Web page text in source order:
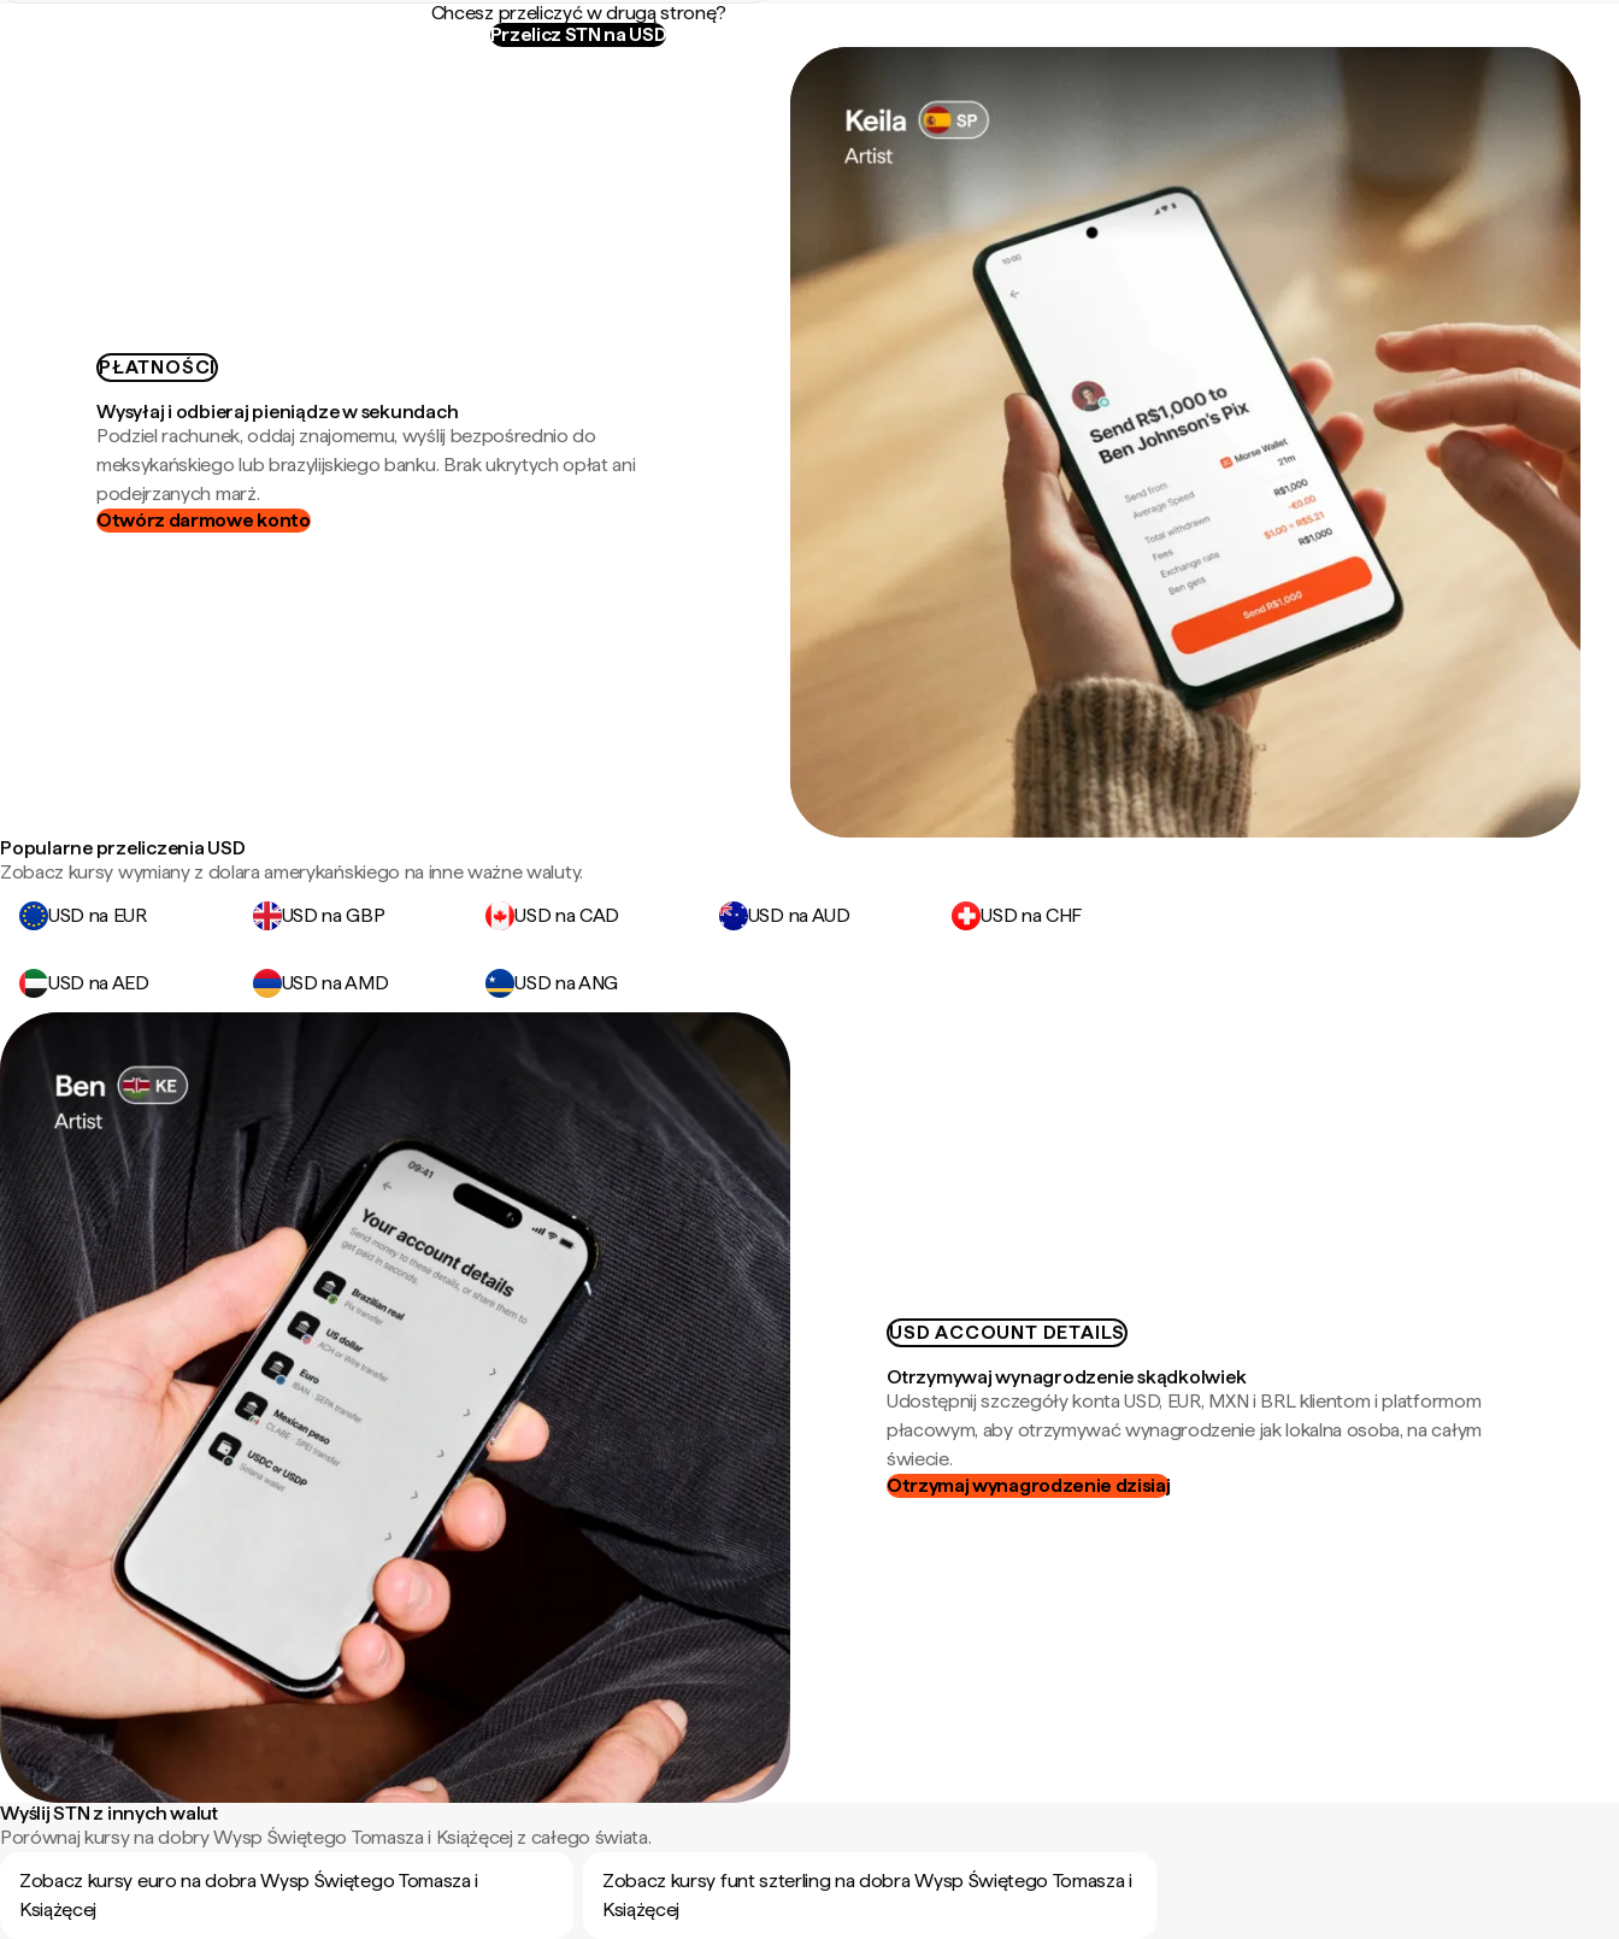
Chcesz przeliczyć w drugą stronę?
Przelicz STN na USD
PŁATNOŚCI
Wysyłaj i odbieraj pieniądze w sekundach
Podziel rachunek, oddaj znajomemu, wyślij bezpośrednio do
meksykańskiego lub brazylijskiego banku. Brak ukrytych opłat ani
podejrzanych marż.
Otwórz darmowe konto
Popularne przeliczenia USD
Zobacz kursy wymiany z dolara amerykańskiego na inne ważne waluty.
USD na EUR
USD na GBP USD na CAD USD na AUD USD na CHF
USD na AED USD na AMD USD na ANG
USD ACCOUNT DETAILS
Otrzymywaj wynagrodzenie skądkolwiek
Udostępnij szczegóły konta USD, EUR, MXN i BRL klientom i platformom
płacowym, aby otrzymywać wynagrodzenie jak lokalna osoba, na całym
świecie.
Otrzymaj wynagrodzenie dzisiaj
Wyślij STN z innych walut
Porównaj kursy na dobry Wysp Świętego Tomasza i Książęcej z całego świata.
Zobacz kursy euro na dobra Wysp Świętego Tomasza i
Książęcej
Zobacz kursy funt szterling na dobra Wysp Świętego Tomasza i
Książęcej